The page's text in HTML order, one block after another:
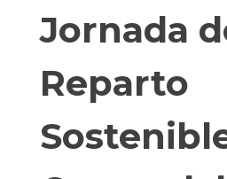
Jornada
Reparto